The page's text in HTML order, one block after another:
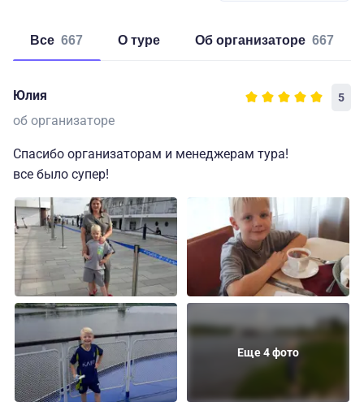
Все 667 о туре об организаторе 667
Юлия 5
об организаторе
Спасибо организаторам и менеджерам тура!
все было супер!
Еще 4 фото